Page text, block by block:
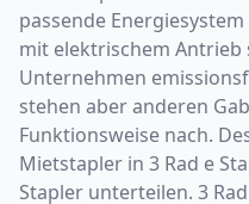
passende
mit elektrischem
Unternehmen
stehen aber anderen
Funktionsweise nach.
Mietstapler in 3 Rad e
Stapler unterteilen. 3